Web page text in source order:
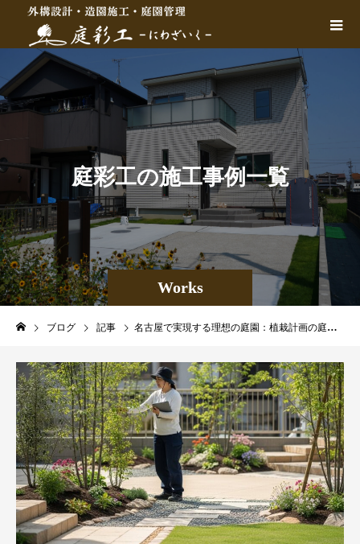
Works
庭彩工の施工事例一覧
ブログ 記事 名古屋で実現する理想の庭園：植栽計画の庭づくりにおける特徴とポイント